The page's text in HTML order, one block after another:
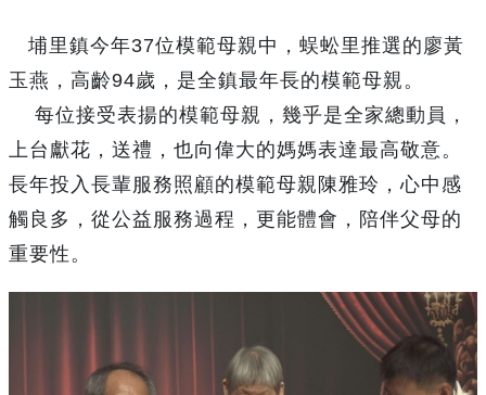
埔里鎮今年37位模範母親中，蜈蚣里推選的廖黃
玉燕，高齡94歲，是全鎮最年長的模範母親。
每位接受表揚的模範母親，幾乎是全家總動員，
上台獻花，送禮，也向偉大的媽媽表達最高敬意。
長年投入長輩服務照顧的模範母親陳雅玲，心中感
觸良多，從公益服務過程，更能體會，陪伴父母的
重要性。